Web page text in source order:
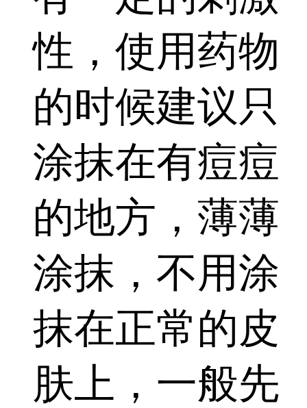
性，使用药物
的时候建议只
涂抹在有痘痘
的地方，薄薄
涂抹，不用涂
抹在正常的皮
肤上，一般先